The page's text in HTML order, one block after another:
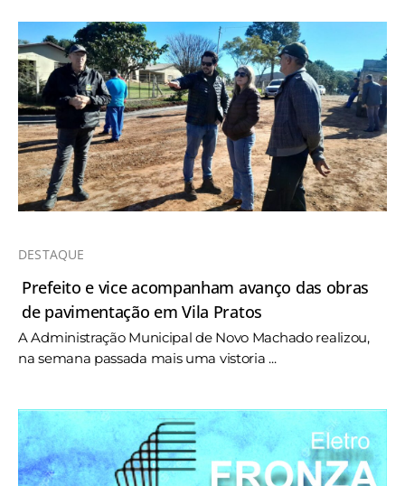
DESTAQUE
Prefeito e vice acompanham avanço das obras
de pavimentação em Vila Pratos
A Administração Municipal de Novo Machado realizou,
na semana passada mais uma vistoria ...